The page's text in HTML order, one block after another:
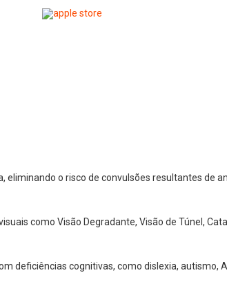
o risco de convulsões resultantes de
como Visão Degradante, Visão de Túnel,
deficiências cognitivas, como dislexia,